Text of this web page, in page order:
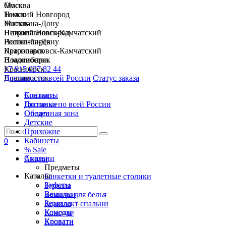
Москва
Нижний Новгород
Ростов-на-Дону
Петропавловск-Камчатский
Новосибирск
Красноярск
Владивосток
+7 915 037 82 44
Доставка по всей России Статус заказа
Спальни
Гостиные
Обеденная зона
Детские
Прихожие
Кабинеты
% Sale
Акции
Каталог
Буфеты
Вешалки
Зеркала
Комоды
Кровати
Омск
Томск
Москва
Нижний Новгород
Ростов-на-Дону
Петропавловск-Камчатский
Новосибирск
Красноярск
Владивосток
Контакты
Доставка по всей России
Оплата
0
Спальни
Предметы
Банкетки и туалетные столики
Зеркала
Комоды для белья
Комплект спальни
Консоли
Кровати